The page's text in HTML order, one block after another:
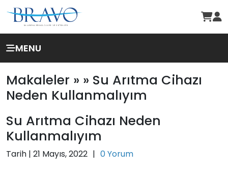
MENU
Makaleler » » Su Arıtma Cihazı
Neden Kullanmalıyım
Su Arıtma Cihazı Neden
Kullanmalıyım
Tarih | 21 Mayıs, 2022 | 0 Yorum